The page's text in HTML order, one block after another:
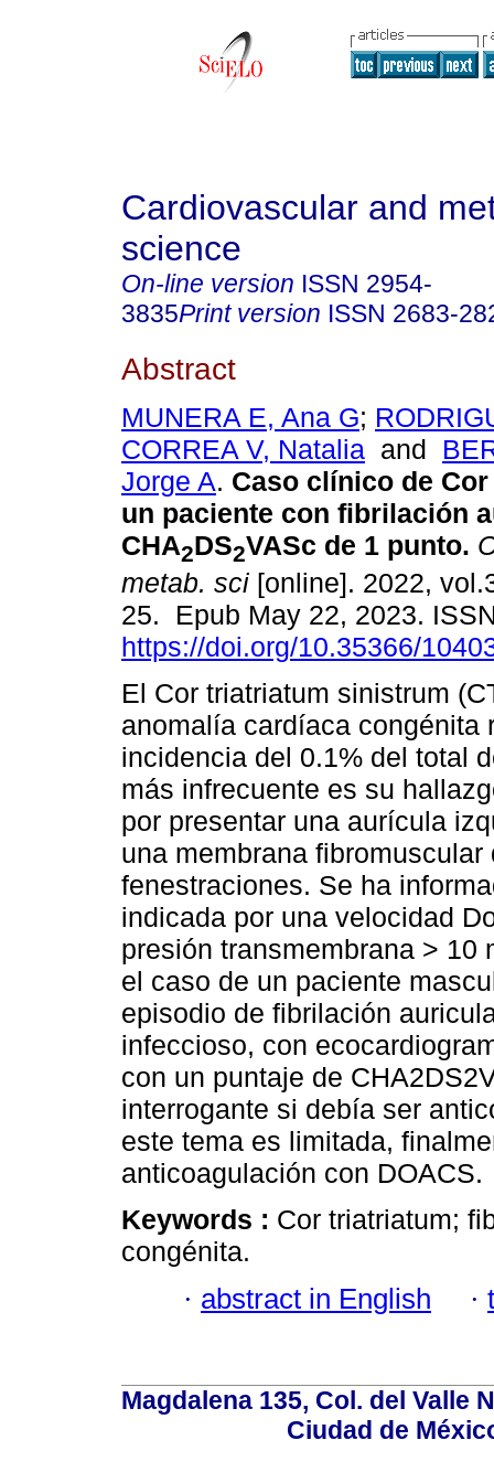
Cardiovascular and
science
On-line version ISSN 2954-
3835Print version ISSN 2683-
Abstract
MUNERA E, Ana G;
CORREA V, Natalia and
Jorge A. Caso clínico de
un paciente con fibrilación
CHA2DS2VASc de 1 punto.
metab. sci [online]. 2022,
25. Epub May 22, 2023.
https://doi.org/10.35366/
El Cor triatriatum sinistrum
anomalía cardíaca congénita
incidencia del 0.1% del total
más infrecuente es su
por presentar una aurícula
una membrana
fenestraciones. Se ha
indicada por una velocidad
presión transmembrana > 10
el caso de un paciente
episodio de fibrilación
infeccioso, con
con un puntaje de
interrogante si debía ser
este tema es limitada,
anticoagulación con DOACS.
Keywords : Cor triatriatum;
congénita.
· abstract in English ·
Magdalena 135, Col. del Valle
Ciudad de